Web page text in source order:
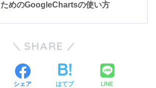
ためのGoogleChartsの使い方
SHARE
シェア はてブ LINE